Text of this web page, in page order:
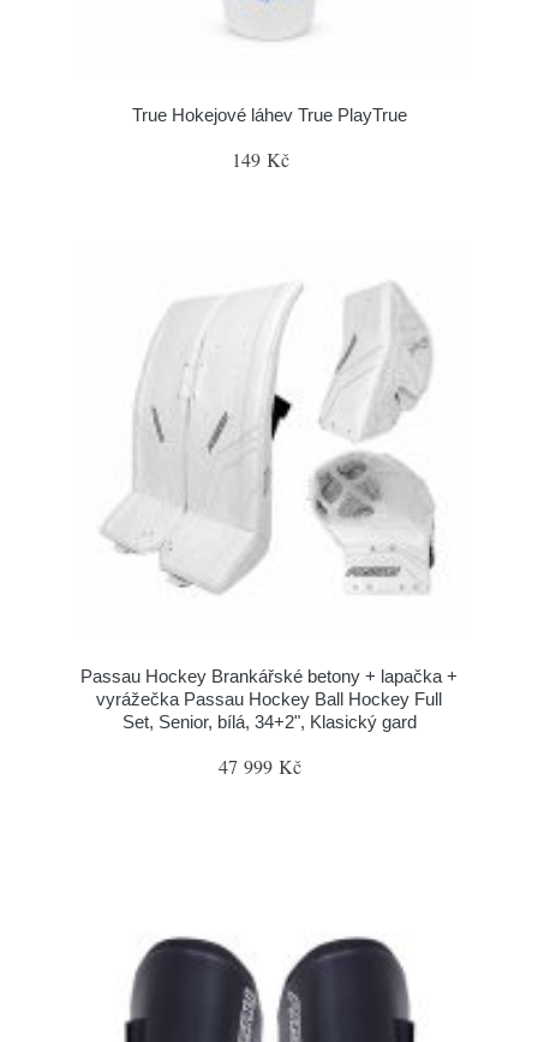
True Hokejové láhev True PlayTrue
149 Kč
Passau Hockey Brankářské betony + lapačka +
vyrážečka Passau Hockey Ball Hockey Full
Set, Senior, bílá, 34+2", Klasický gard
47 999 Kč